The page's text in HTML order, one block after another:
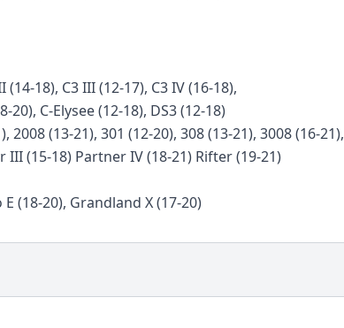
18), C3 III (12-17), C3 IV (16-18),
20), C-Elysee (12-18), DS3 (12-18)
2008 (13-21), 301 (12-20), 308 (13-21), 3008 (16-21),
III (15-18) Partner IV (18-21) Rifter (19-21)
(18-20), Grandland X (17-20)